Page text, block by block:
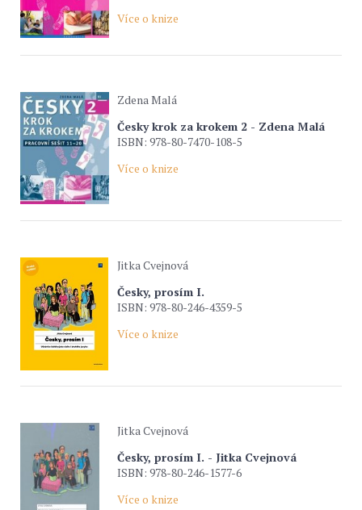
Více o knize
Zdena Malá
Česky krok za krokem 2 - Zdena Malá
ISBN: 978-80-7470-108-5
Více o knize
Jitka Cvejnová
Česky, prosím I.
ISBN: 978-80-246-4359-5
Více o knize
Jitka Cvejnová
Česky, prosím I. - Jitka Cvejnová
ISBN: 978-80-246-1577-6
Více o knize